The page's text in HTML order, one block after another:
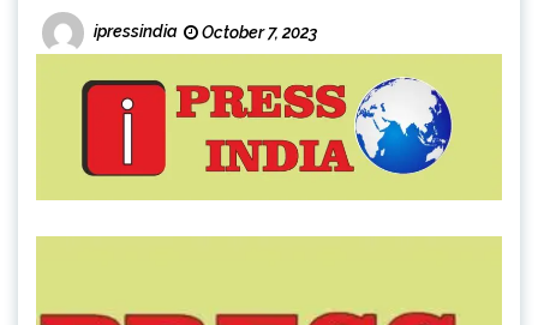
ipressindia October 7, 2023